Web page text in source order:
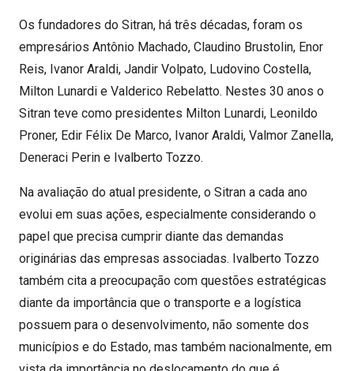
Os fundadores do Sitran, há três décadas, foram os
empresários Antônio Machado, Claudino Brustolin, Enor
Reis, Ivanor Araldi, Jandir Volpato, Ludovino Costella,
Milton Lunardi e Valderico Rebelatto. Nestes 30 anos o
Sitran teve como presidentes Milton Lunardi, Leonildo
Proner, Edir Félix De Marco, Ivanor Araldi, Valmor Zanella,
Deneraci Perin e Ivalberto Tozzo.
Na avaliação do atual presidente, o Sitran a cada ano
evolui em suas ações, especialmente considerando o
papel que precisa cumprir diante das demandas
originárias das empresas associadas. Ivalberto Tozzo
também cita a preocupação com questões estratégicas
diante da importância que o transporte e a logística
possuem para o desenvolvimento, não somente dos
municípios e do Estado, mas também nacionalmente, em